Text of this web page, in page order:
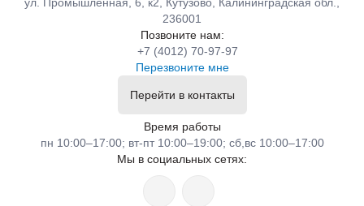
236001
Позвоните нам:
+7 (4012) 70-97-97
Перезвоните мне
Перейти в контакты
Время работы
пн 10:00–17:00; вт-пт 10:00–19:00; сб,вс 10:00–17:00
Мы в социальных сетях: